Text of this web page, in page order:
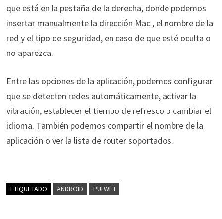
que está en la pestaña de la derecha, donde podemos
insertar manualmente la dirección Mac , el nombre de la
red y el tipo de seguridad, en caso de que esté oculta o
no aparezca.
Entre las opciones de la aplicación, podemos configurar
que se detecten redes automáticamente, activar la
vibración, establecer el tiempo de refresco o cambiar el
idioma. También podemos compartir el nombre de la
aplicación o ver la lista de router soportados.
ETIQUETADO ANDROID PULWIFI